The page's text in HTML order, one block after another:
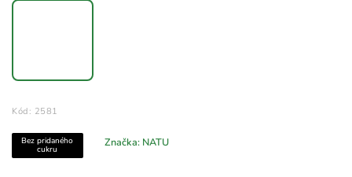
Kód: 2581
Bez pridaného
cukru
Značka: NATU